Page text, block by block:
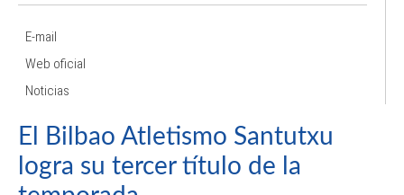
E-mail
Web oficial
Noticias
El Bilbao Atletismo Santutxu
logra su tercer título de la